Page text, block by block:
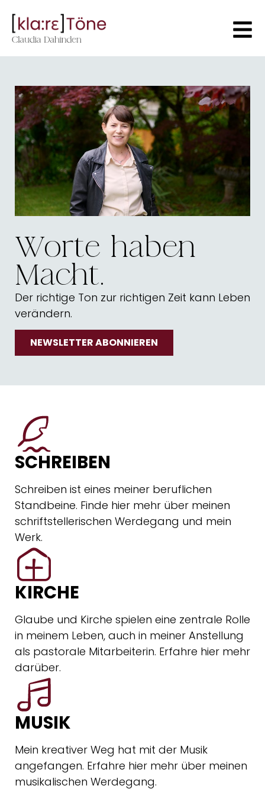
Worte haben
Macht.
Der richtige Ton zur richtigen Zeit kann Leben
verändern.
NEWSLETTER ABONNIEREN
SCHREIBEN
Schreiben ist eines meiner beruflichen
Standbeine. Finde hier mehr über meinen
schriftstellerischen Werdegang und mein
Werk.
KIRCHE
Glaube und Kirche spielen eine zentrale Rolle
in meinem Leben, auch in meiner Anstellung
als pastorale Mitarbeiterin. Erfahre hier mehr
darüber.
MUSIK
Mein kreativer Weg hat mit der Musik
angefangen. Erfahre hier mehr über meinen
musikalischen Werdegang.